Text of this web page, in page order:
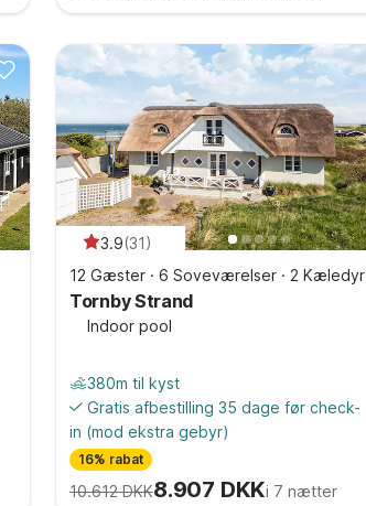
3.9(31)
12 Gæster · 6 Soveværelser · 2 Kæledyr
Tornby Strand
Indoor pool
380m til kyst
Gratis afbestilling 35 dage før check-
in (mod ekstra gebyr)
16% rabat
10.612 DKK8.907 DKKi 7 nætter